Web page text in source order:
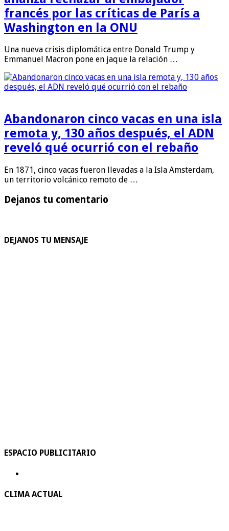
francés por las críticas de París a
Washington en la ONU
Una nueva crisis diplomática entre Donald Trump y
Emmanuel Macron pone en jaque la relación …
Abandonaron cinco vacas en una isla
remota y, 130 años después, el ADN
reveló qué ocurrió con el rebaño
En 1871, cinco vacas fueron llevadas a la Isla Amsterdam,
un territorio volcánico remoto de …
Dejanos tu comentario
DEJANOS TU MENSAJE
ESPACIO PUBLICITARIO
CLIMA ACTUAL